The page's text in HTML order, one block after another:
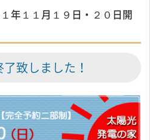
年１１月１９日・２０日開
致しました！